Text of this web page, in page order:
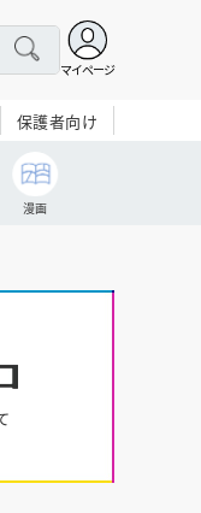
マイページ
保護者向け
漫画